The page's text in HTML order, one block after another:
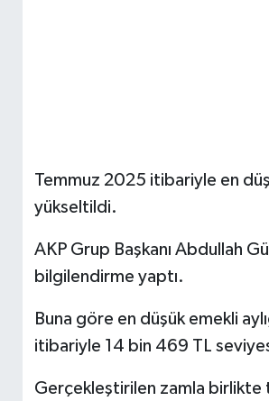
Temmuz 2025 itibariyle en
yükseltildi.
AKP Grup Başkanı Abdullah
bilgilendirme yaptı.
Buna göre en düşük emekli
itibariyle 14 bin 469 TL
Gerçekleştirilen zamla birlikte